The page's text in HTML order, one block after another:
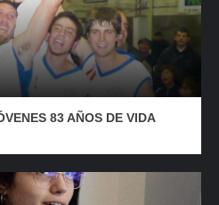
83 AÑOS DE VIDA